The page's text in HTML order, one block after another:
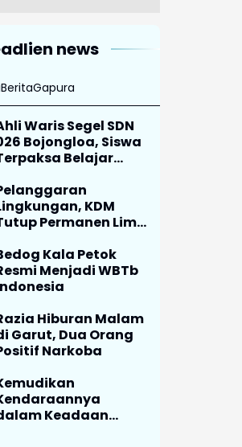
news
BeritaGapura
Waris Segel SDN
Bojongloa, Siswa
Belajar
KDM
Permanen Lima
CipatatKala Petok
Menjadi WBTb
Hiburan Malam
Garut, Dua Orang
Narkoba
Keadaan